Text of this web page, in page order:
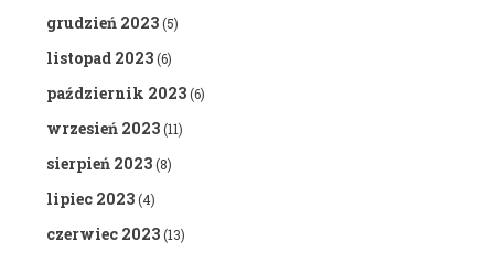
grudzień 2023(5)
listopad 2023(6)
październik 2023(6)
wrzesień 2023(11)
sierpień 2023(8)
lipiec 2023(4)
czerwiec 2023(13)